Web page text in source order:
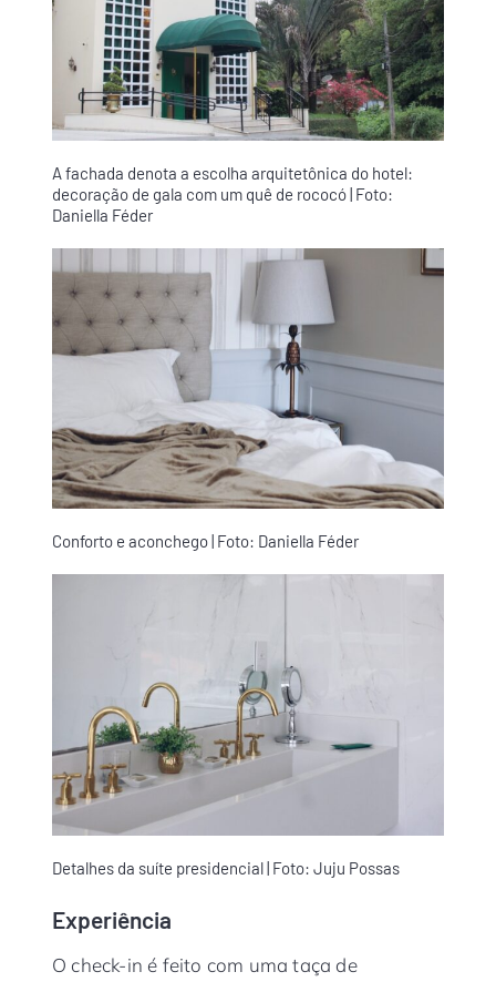
A fachada denota a escolha arquitetônica do hotel:
decoração de gala com um quê de rococó | Foto:
Daniella Féder
Conforto e aconchego | Foto: Daniella Féder
Detalhes da suíte presidencial | Foto: Juju Possas
Experiência
O check-in é feito com uma taça de